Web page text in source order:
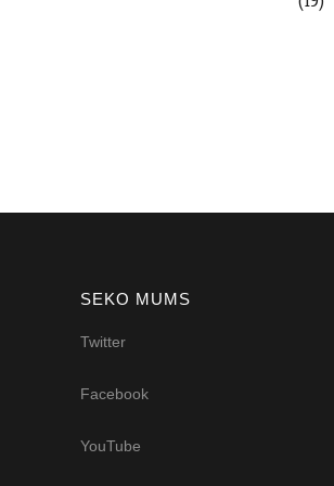
SEKO MUMS
Twitter
Facebook
YouTube